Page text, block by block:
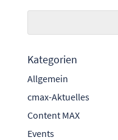
Kategorien
Allgemein
cmax-Aktuelles
Content MAX
Events